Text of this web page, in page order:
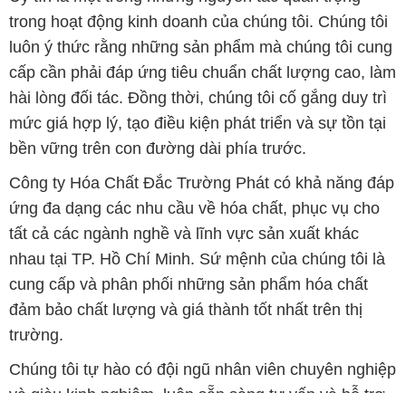
trong hoạt động kinh doanh của chúng tôi. Chúng tôi
luôn ý thức rằng những sản phẩm mà chúng tôi cung
cấp cần phải đáp ứng tiêu chuẩn chất lượng cao, làm
hài lòng đối tác. Đồng thời, chúng tôi cố gắng duy trì
mức giá hợp lý, tạo điều kiện phát triển và sự tồn tại
bền vững trên con đường dài phía trước.
Công ty Hóa Chất Đắc Trường Phát có khả năng đáp
ứng đa dạng các nhu cầu về hóa chất, phục vụ cho
tất cả các ngành nghề và lĩnh vực sản xuất khác
nhau tại TP. Hồ Chí Minh. Sứ mệnh của chúng tôi là
cung cấp và phân phối những sản phẩm hóa chất
đảm bảo chất lượng và giá thành tốt nhất trên thị
trường.
Chúng tôi tự hào có đội ngũ nhân viên chuyên nghiệp